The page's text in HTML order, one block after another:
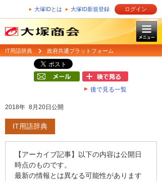
大塚IDとは 大塚ID新規登録 ログイン
IT用語辞典 政府共通プラットフォーム
後で見る一覧
2018年 8月20日公開
IT用語辞典
【アーカイブ記事】以下の内容は公開日
時点のものです。
最新の情報とは異なる可能性があります